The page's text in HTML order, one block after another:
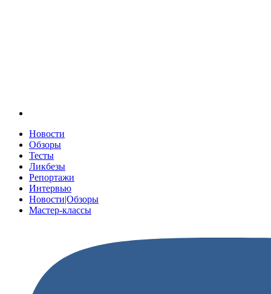
Новости
Обзоры
Тесты
Ликбезы
Репортажи
Интервью
Новости|Обзоры
Мастер-классы